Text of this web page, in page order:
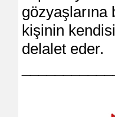
gözyaşlarına
kişinin
delalet eder.